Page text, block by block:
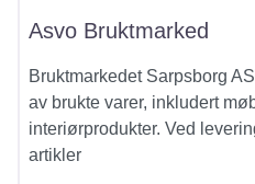
Asvo Bruktmarked
Bruktmarkedet Sarpsborg
av brukte varer, inkludert
interiørprodukter. Ved
artikler